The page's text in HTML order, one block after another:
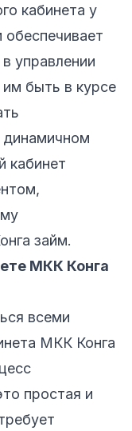
кабинета у
обеспечивает
управлении
быть в курсе
кабинет
займ.
МКК Конга
всеми
МКК Конга
простая и